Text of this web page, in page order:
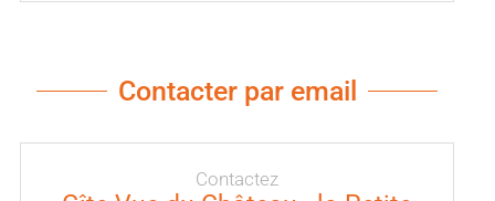
Contacter par email
Contactez